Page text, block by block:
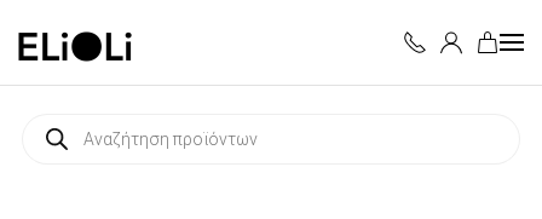
Skip to main content
Products
search